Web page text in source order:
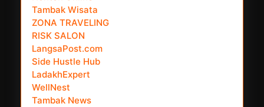
Tambak Wisata
ZONA TRAVELING
RISK SALON
LangsaPost.com
Side Hustle Hub
LadakhExpert
WellNest
Tambak News